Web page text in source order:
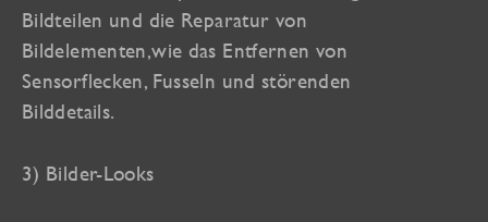
Bildteilen und die Reparatur von
Bildelementen,wie das Entfernen von
Sensorflecken, Fusseln und störenden
Bilddetails.
3) Bilder-Looks